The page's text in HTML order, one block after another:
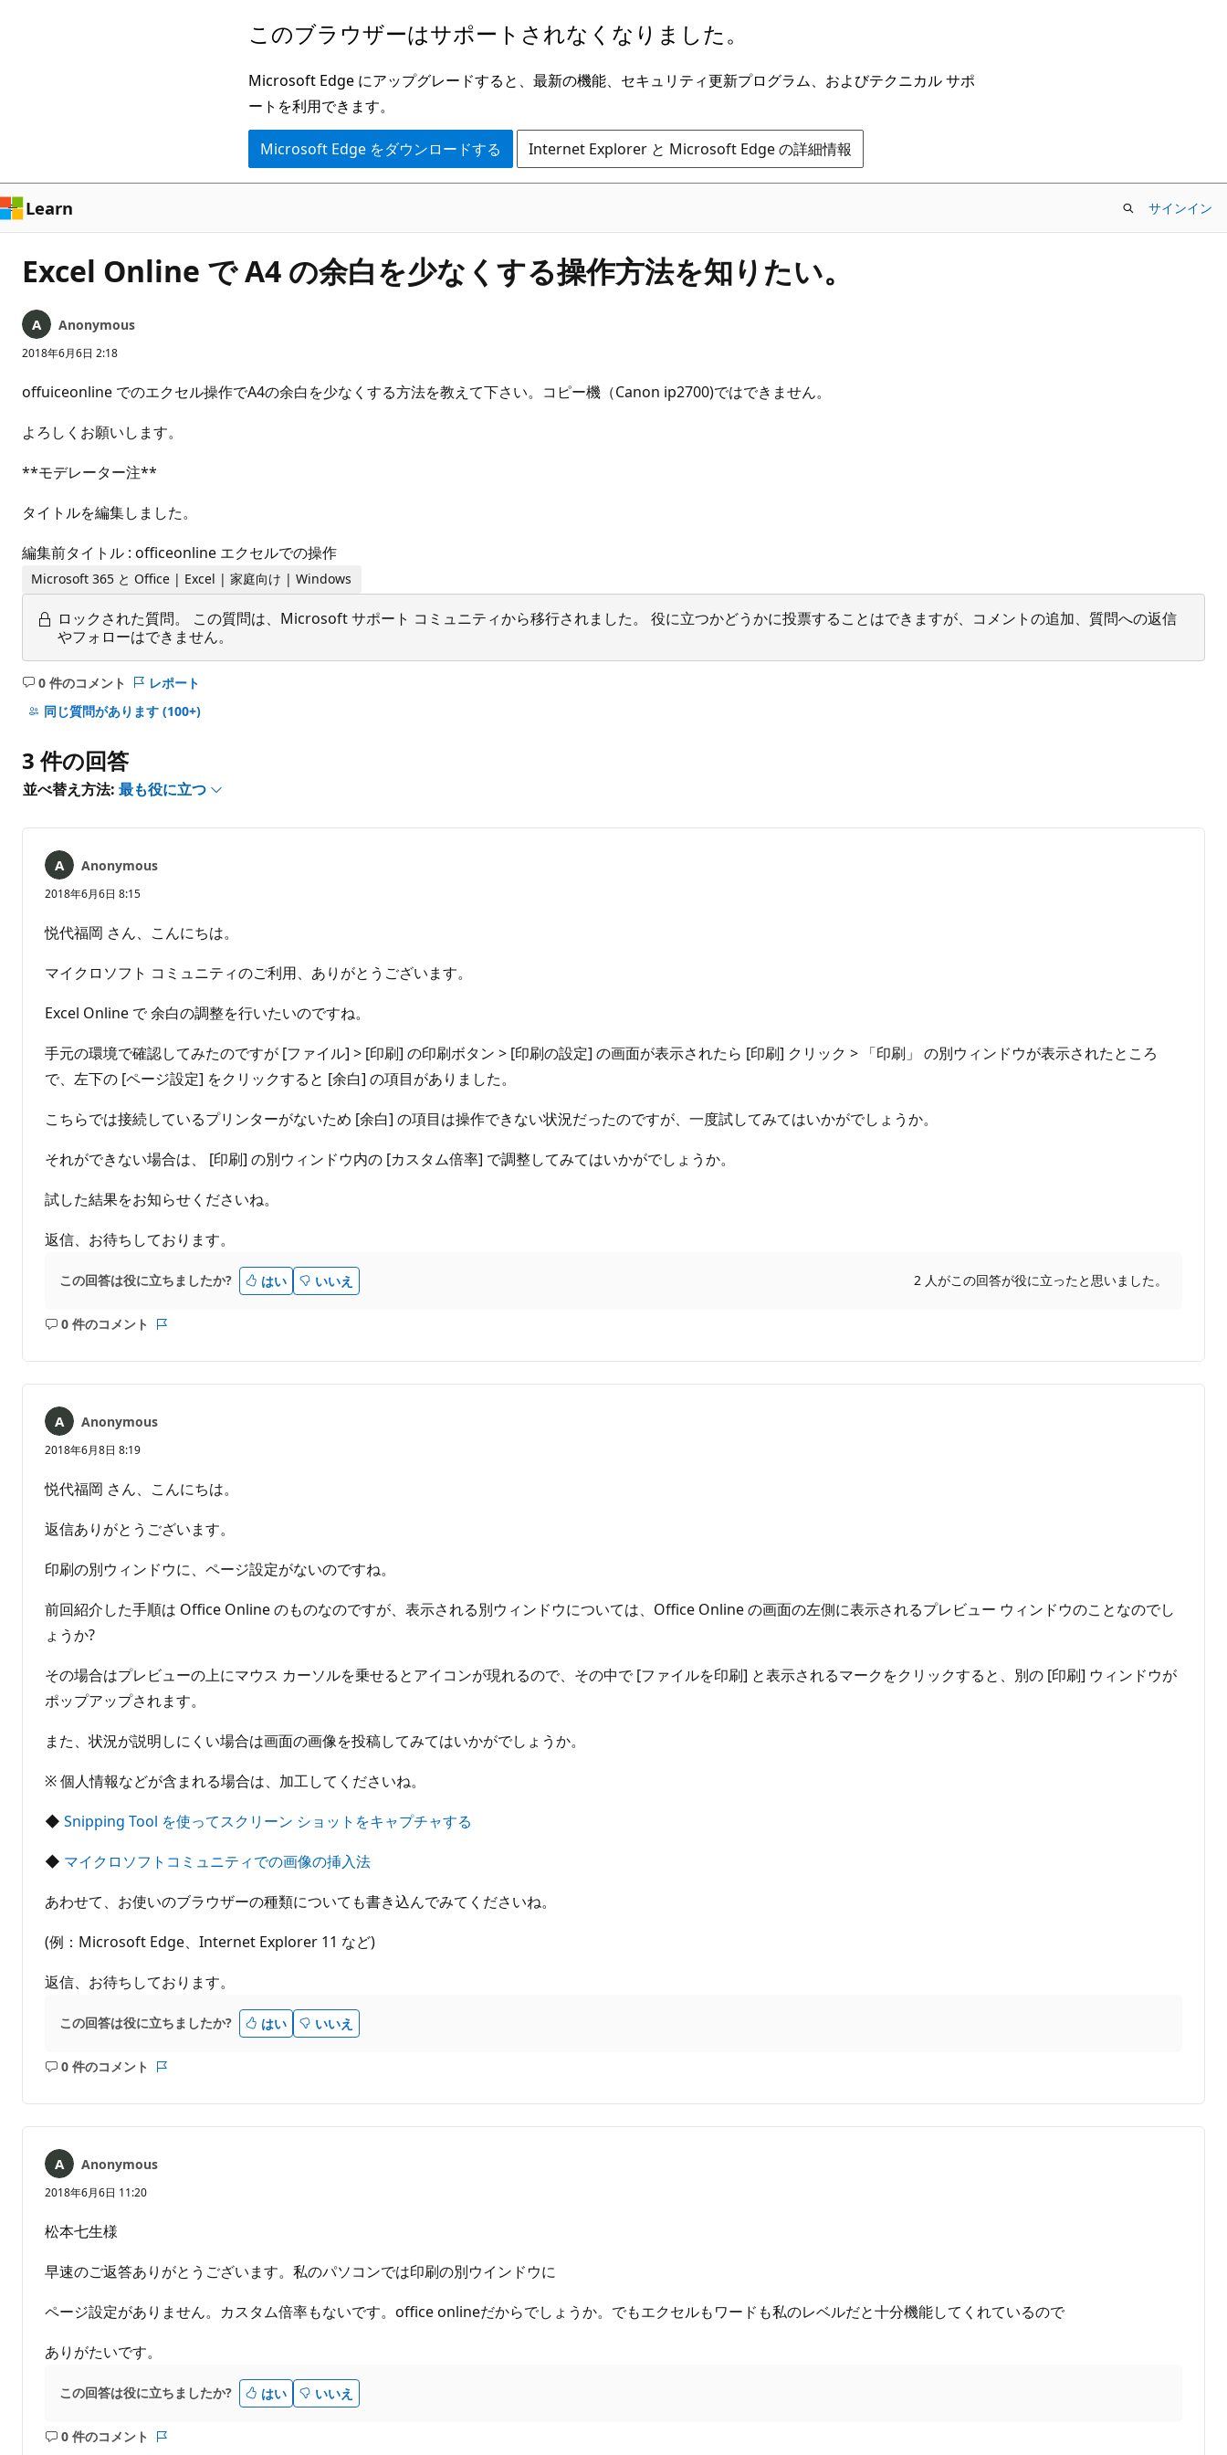
ン
ツ
に
ス
キ
ッ
プ
このブラウザーはサポートされなくなりました。
Microsoft Edge にアップグレードすると、最新の機能、セキュリティ更新プログラム、およびテクニカル サポ
ートを利用できます。
Microsoft Edge をダウンロードする Internet Explorer と Microsoft Edge の詳細情報
Learn サインイン
Excel Online で A4 の余白を少なくする操作方法を知りたい。
Anonymous
2018年6月6日 2:18
offuiceonline でのエクセル操作でA4の余白を少なくする方法を教えて下さい。コピー機（Canon ip2700)ではできません。
よろしくお願いします。
**モデレーター注**
タイトルを編集しました。
編集前タイトル : officeonline エクセルでの操作
Microsoft 365 と Office | Excel | 家庭向け | Windows
ロックされた質問。
この質問は、Microsoft サポート コミュニティから移行されました。 役に立つかどうかに投票することはできますが、コメントの追加、質問への返信
やフォローはできません。
0 件のコメント
コ
メ
は
あ
ま
ん
レポート
同じ質問があります (100+)
3 件の回答
並べ替え方法: 最も役に立つ
Anonymous
2018年6月6日 8:15
悦代福岡 さん、こんにちは。
マイクロソフト コミュニティのご利用、ありがとうございます。
Excel Online で 余白の調整を行いたいのですね。
手元の環境で確認してみたのですが [ファイル] > [印刷] の印刷ボタン > [印刷の設定] の画面が表示されたら [印刷] クリック > 「印刷」 の別ウィンドウが表示されたところ
で、左下の [ページ設定] をクリックすると [余白] の項目がありました。
こちらでは接続しているプリンターがないため [余白] の項目は操作できない状況だったのですが、一度試してみてはいかがでしょうか。
それができない場合は、 [印刷] の別ウィンドウ内の [カスタム倍率] で調整してみてはいかがでしょうか。
試した結果をお知らせくださいね。
返信、お待ちしております。
この回答は役に立ちましたか? はい いいえ 2 人がこの回答が役に立ったと思いました。
0 件のコメント
コ
ト
あ
り
せ
ト
Anonymous
2018年6月8日 8:19
​悦代福岡 さん、こんにちは。
返信ありがとうございます。
印刷の別ウィンドウに、ページ設定がないのですね。
前回紹介した手順は Office Online のものなのですが、表示される別ウィンドウについては、Office Online の画面の左側に表示されるプレビュー ウィンドウのことなのでし
ょうか?
その場合はプレビューの上にマウス カーソルを乗せるとアイコンが現れるので、その中で [ファイルを印刷] と表示されるマークをクリックすると、別の [印刷] ウィンドウが
ポップアップされます。
また、状況が説明しにくい場合は画面の画像を投稿してみてはいかがでしょうか。
※ 個人情報などが含まれる場合は、加工してくださいね。
◆ Snipping Tool を使ってスクリーン ショットをキャプチャする
◆ マイクロソフトコミュニティでの画像の挿入法
あわせて、お使いのブラウザーの種類についても書き込んでみてくださいね。
(例：Microsoft Edge、Internet Explorer 11 など)
返信、お待ちしております。
この回答は役に立ちましたか? はい いいえ
0 件のコメント
コ
ト
あ
り
せ
ト
Anonymous
2018年6月6日 11:20
松本七生様
早速のご返答ありがとうございます。私のパソコンでは印刷の別ウインドウに
ページ設定がありません。カスタム倍率もないです。office onlineだからでしょうか。でもエクセルもワードも私のレベルだと十分機能してくれているので
ありがたいです。
この回答は役に立ちましたか? はい いいえ
0 件のコメント
コ